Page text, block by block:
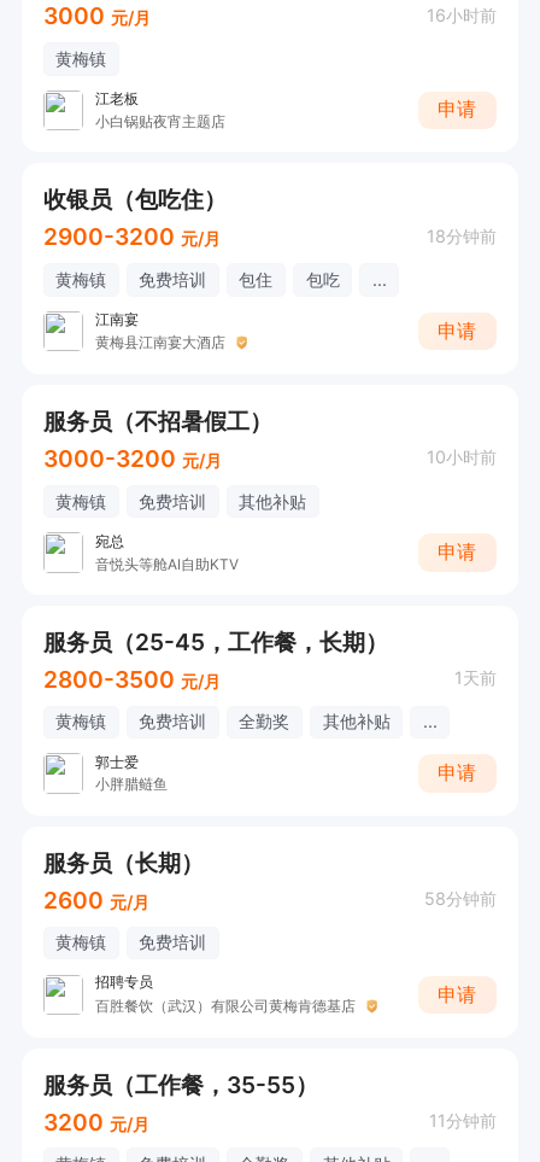
3000 元/月 16小时前
黄梅镇
江老板
小白锅贴夜宵主题店
申请
收银员（包吃住）
2900-3200 元/月 18分钟前
黄梅镇 免费培训 包住 包吃 ...
江南宴
黄梅县江南宴大酒店
申请
服务员（不招暑假工）
3000-3200 元/月 10小时前
黄梅镇 免费培训 其他补贴
宛总
音悦头等舱AI自助KTV
申请
服务员（25-45，工作餐，长期）
2800-3500 元/月 1天前
黄梅镇 免费培训 全勤奖 其他补贴 ...
郭士爱
小胖腊鲢鱼
申请
服务员（长期）
2600 元/月 58分钟前
黄梅镇 免费培训
招聘专员
百胜餐饮（武汉）有限公司黄梅肯德基店
申请
服务员（工作餐，35-55）
3200 元/月 11分钟前